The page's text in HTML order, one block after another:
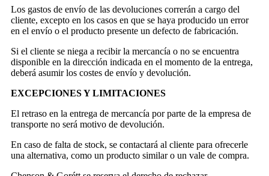
Los gastos de envío de las devoluciones correrán a cargo del
cliente, excepto en los casos en que se haya producido un error
en el envío o el producto presente un defecto de fabricación.
Si el cliente se niega a recibir la mercancía o no se encuentra
disponible en la dirección indicada en el momento de la entrega,
deberá asumir los costes de envío y devolución.
EXCEPCIONES Y LIMITACIONES
El retraso en la entrega de mercancía por parte de la empresa de
transporte no será motivo de devolución.
En caso de falta de stock, se contactará al cliente para ofrecerle
una alternativa, como un producto similar o un vale de compra.